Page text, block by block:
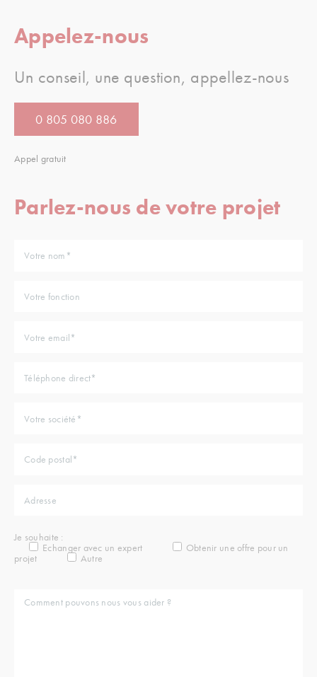
Appelez-nous
Un conseil, une question, appellez-nous
0 805 080 886
Appel gratuit
Parlez-nous de votre projet
Je souhaite :
Echanger avec un expert
Obtenir une offre pour un
projet
Autre